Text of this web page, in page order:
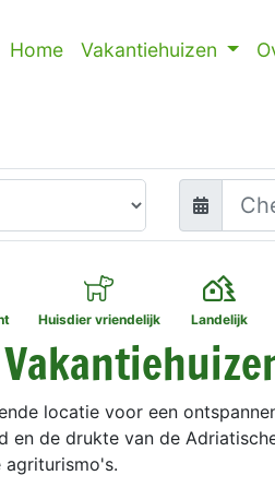
Home Vakantiehuizen
Huisdier vriendelijk Landelijk
locatie voor een
en de drukte van de